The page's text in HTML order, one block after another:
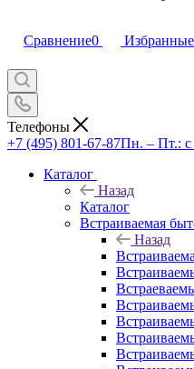
Сравнение0
Телефоны
+7 (495) 801-67-87Пн. – Пт.: с
Каталог
Назад
Каталог
Встраиваемая
Назад